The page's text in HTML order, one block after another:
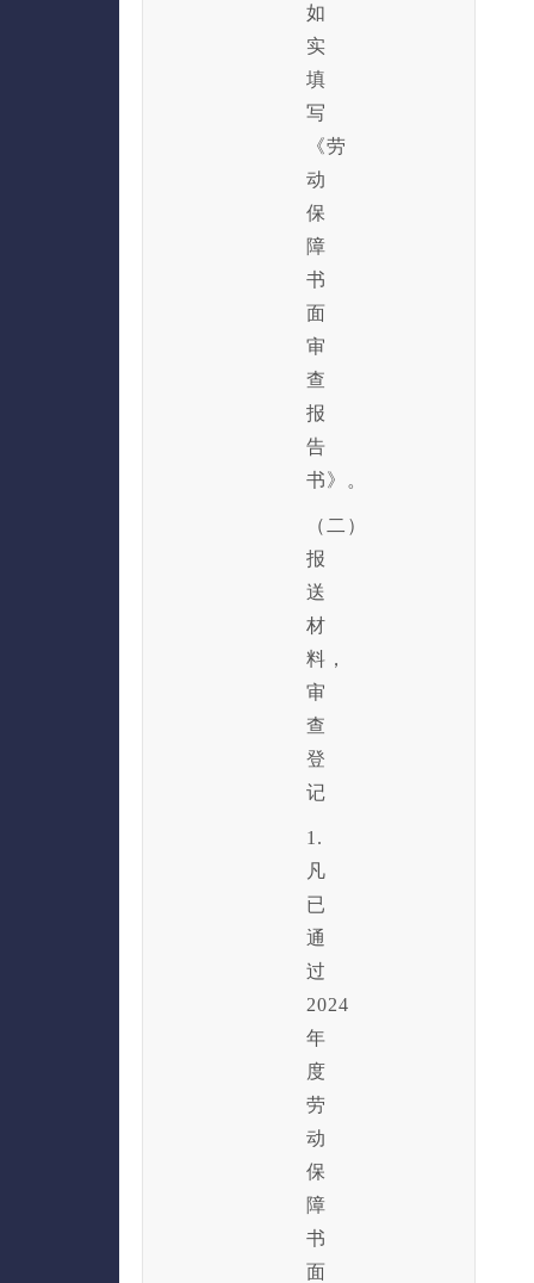
如
实
填
写
《劳
动
保
障
书
面
审
查
报
告
书》。
（二）
报
送
材
料，
审
查
登
记
1.
凡
已
通
过
2024
年
度
劳
动
保
障
书
面